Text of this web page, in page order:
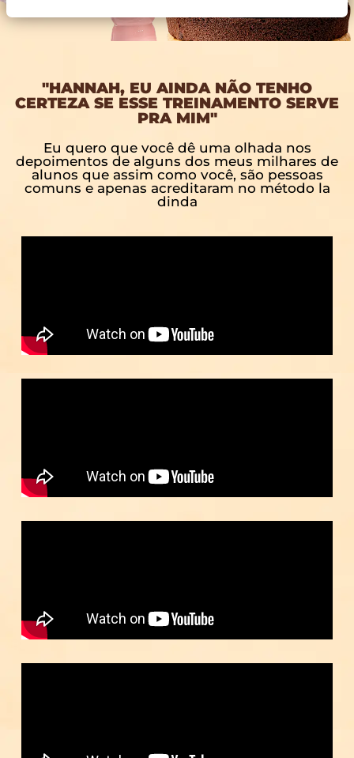
"HANNAH, EU AINDA NÃO TENHO
CERTEZA SE ESSE TREINAMENTO SERVE
PRA MIM"
Eu quero que você dê uma olhada nos
depoimentos de alguns dos meus milhares de
alunos que assim como você, são pessoas
comuns e apenas acreditaram no método la
dinda